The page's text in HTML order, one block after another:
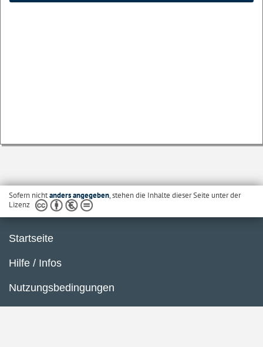
Sofern nichtanders angegeben, stehen die Inhalte dieser Seite unter der
Lizenz
Startseite
Hilfe / Infos
Nutzungsbedingungen